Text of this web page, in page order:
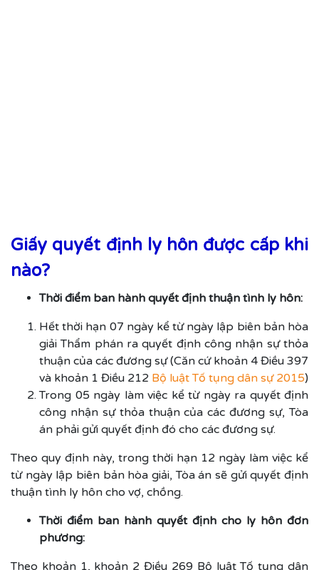
Giấy quyết định ly hôn được cấp khi
nào?
Thời điểm ban hành quyết định thuận tình ly hôn:
Hết thời hạn 07 ngày kể từ ngày lập biên bản hòa
giải Thẩm phán ra quyết định công nhận sự thỏa
thuận của các đương sự (Căn cứ khoản 4 Điều 397
và khoản 1 Điều 212 Bộ luật Tố tụng dân sự 2015)
Trong 05 ngày làm việc kể từ ngày ra quyết định
công nhận sự thỏa thuận của các đương sự, Tòa
án phải gửi quyết định đó cho các đương sự.
Theo quy định này, trong thời hạn 12 ngày làm việc kể
từ ngày lập biên bản hòa giải, Tòa án sẽ gửi quyết định
thuận tình ly hôn cho vợ, chồng.
Thời điểm ban hành quyết định cho ly hôn đơn
phương:
Theo khoản 1, khoản 2 Điều 269 Bộ luật Tố tụng dân